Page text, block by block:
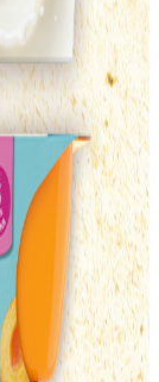
et drives
un compte
offre.